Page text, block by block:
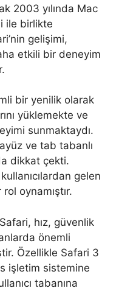
2003 yılında Mac
ile birlikte
gelişimi,
etkili bir deneyim
bir yenilik olarak
yüklemekte ve
sunmaktaydı.
ve tab tabanlı
dikkat çekti.
gelen
oynamıştır.
hız, güvenlik
önemli
Özellikle Safari 3
işletim sistemine
tabanına